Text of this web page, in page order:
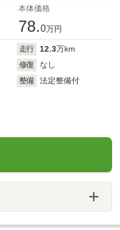
本体価格
78.0万円
走行 12.3万km
修復
なし
整備
法定整備付